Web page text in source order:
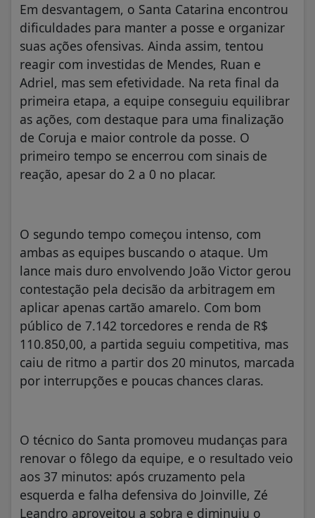
Em desvantagem, o Santa Catarina encontrou
dificuldades para manter a posse e organizar
suas ações ofensivas. Ainda assim, tentou
reagir com investidas de Mendes, Ruan e
Adriel, mas sem efetividade. Na reta final da
primeira etapa, a equipe conseguiu equilibrar
as ações, com destaque para uma finalização
de Coruja e maior controle da posse. O
primeiro tempo se encerrou com sinais de
reação, apesar do 2 a 0 no placar.
O segundo tempo começou intenso, com
ambas as equipes buscando o ataque. Um
lance mais duro envolvendo João Victor gerou
contestação pela decisão da arbitragem em
aplicar apenas cartão amarelo. Com bom
público de 7.142 torcedores e renda de R$
110.850,00, a partida seguiu competitiva, mas
caiu de ritmo a partir dos 20 minutos, marcada
por interrupções e poucas chances claras.
O técnico do Santa promoveu mudanças para
renovar o fôlego da equipe, e o resultado veio
aos 37 minutos: após cruzamento pela
esquerda e falha defensiva do Joinville, Zé
Leandro aproveitou a sobra e diminuiu o